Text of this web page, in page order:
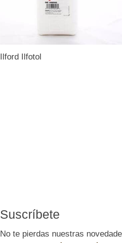
Ilford Ilfotol
Suscríbete
No te pierdas nuestras